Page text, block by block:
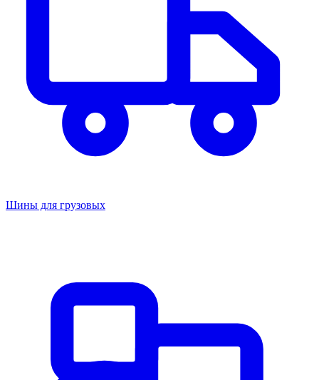
Шины для грузовых